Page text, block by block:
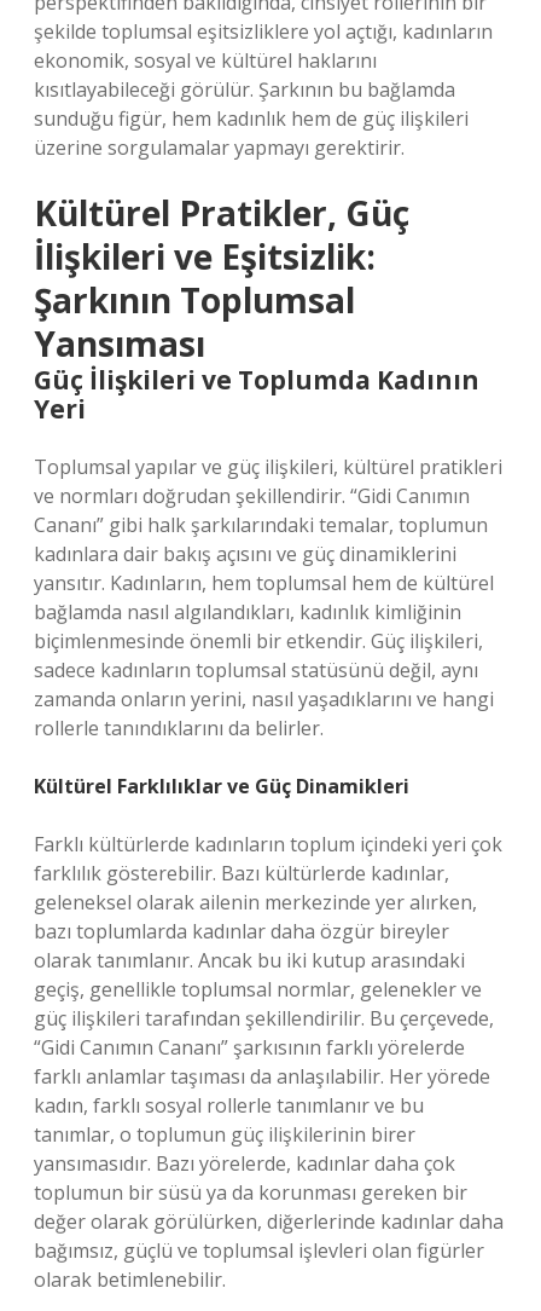
şekilde toplumsal eşitsizliklere yol açtığı, kadınların
ekonomik, sosyal ve kültürel haklarını
kısıtlayabileceği görülür. Şarkının bu bağlamda
sunduğu figür, hem kadınlık hem de güç ilişkileri
üzerine sorgulamalar yapmayı gerektirir.
Kültürel Pratikler, Güç
İlişkileri ve Eşitsizlik:
Şarkının Toplumsal
Yansıması
Güç İlişkileri ve Toplumda Kadının
Yeri
Toplumsal yapılar ve güç ilişkileri, kültürel pratikleri
ve normları doğrudan şekillendirir. “Gidi Canımın
Cananı” gibi halk şarkılarındaki temalar, toplumun
kadınlara dair bakış açısını ve güç dinamiklerini
yansıtır. Kadınların, hem toplumsal hem de kültürel
bağlamda nasıl algılandıkları, kadınlık kimliğinin
biçimlenmesinde önemli bir etkendir. Güç ilişkileri,
sadece kadınların toplumsal statüsünü değil, aynı
zamanda onların yerini, nasıl yaşadıklarını ve hangi
rollerle tanındıklarını da belirler.
Kültürel Farklılıklar ve Güç Dinamikleri
Farklı kültürlerde kadınların toplum içindeki yeri çok
farklılık gösterebilir. Bazı kültürlerde kadınlar,
geleneksel olarak ailenin merkezinde yer alırken,
bazı toplumlarda kadınlar daha özgür bireyler
olarak tanımlanır. Ancak bu iki kutup arasındaki
geçiş, genellikle toplumsal normlar, gelenekler ve
güç ilişkileri tarafından şekillendirilir. Bu çerçevede,
“Gidi Canımın Cananı” şarkısının farklı yörelerde
farklı anlamlar taşıması da anlaşılabilir. Her yörede
kadın, farklı sosyal rollerle tanımlanır ve bu
tanımlar, o toplumun güç ilişkilerinin birer
yansımasıdır. Bazı yörelerde, kadınlar daha çok
toplumun bir süsü ya da korunması gereken bir
değer olarak görülürken, diğerlerinde kadınlar daha
bağımsız, güçlü ve toplumsal işlevleri olan figürler
olarak betimlenebilir.